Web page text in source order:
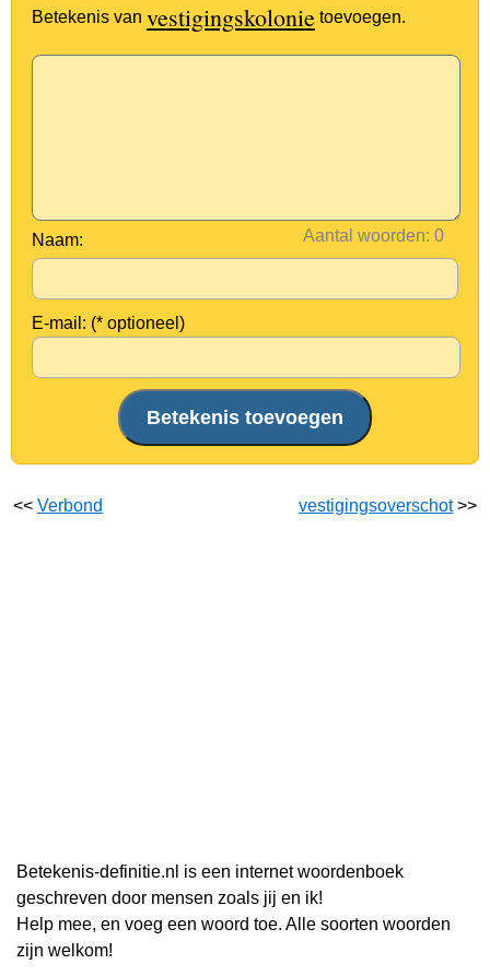
Betekenis van vestigingskolonie toevoegen.
Aantal woorden:
Naam:
E-mail: (* optioneel)
<< Verbond vestigingsoverschot>>
Betekenis-definitie.nl is een internet woordenboek
geschreven door mensen zoals jij en ik!
Help mee, en voeg een woord toe. Alle soorten woorden
zijn welkom!